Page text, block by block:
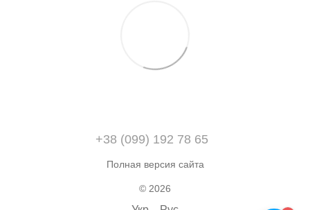
+38 (099) 192 78 65
Полная версия сайта
© 2026